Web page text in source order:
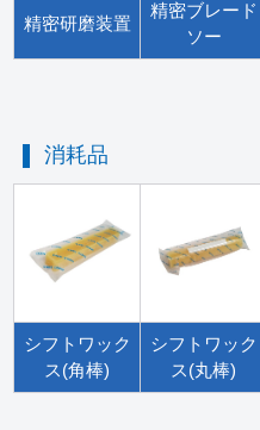
精密研磨装置
精密ブレード
ソー
消耗品
シフトワック
ス(角棒)
シフトワック
ス(丸棒)